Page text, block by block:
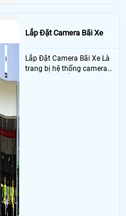
Lắp Đặt Camera Bãi Xe
Lắp Đặt Camera Bãi Xe Là
trang bị hệ thống camera